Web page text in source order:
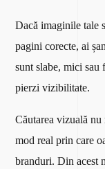
Dacă imaginile tale
pagini corecte, ai
sunt slabe, mici sau
pierzi vizibilitate.
Căutarea vizuală nu
mod real prin care
branduri. Din acest